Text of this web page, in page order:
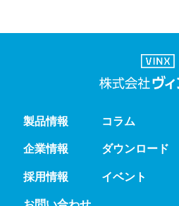
製品情報
企業情報
採用情報
コラム
ダウンロード
イベント